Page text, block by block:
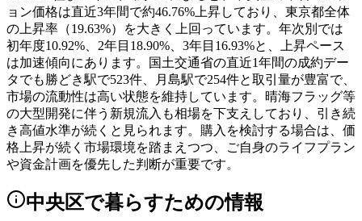
ョン価格は直近3年間で約46.76%上昇しており、東京都全体
の上昇率（19.63%）を大きく上回っています。年次別では
初年度10.92%、2年目18.90%、3年目16.93%と、上昇ペース
は加速傾向にあります。国土交通省の直近1年間の成約デー
タでも勝どき駅で523件、月島駅で254件と取引量が豊富で、
市場の流動性は高い状態を維持しています。晴海フラッグ等
の大型開発に伴う新規流入も相場を下支えしており、引き続
き高値水準が続くと見られます。購入を検討する場合は、価
格上昇が続く市場環境を踏まえつつ、ご自身のライフプラン
や資金計画を優先した判断が重要です。
中央区で暮らすための情報